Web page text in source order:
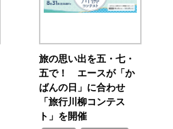
旅の思い出を五・七・
五で！ エースが「か
ばんの日」に合わせ
「旅行川柳コンテス
ト」を開催